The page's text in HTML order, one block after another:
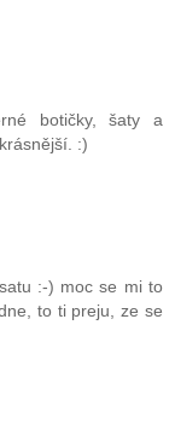
botičky, šaty a
:)
:-) moc se mi to
to ti preju, ze se